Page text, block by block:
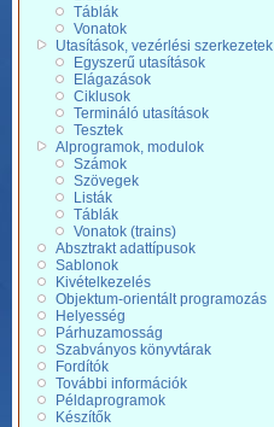
Táblák
Vonatok
Utasítások, vezérlési szerkezetek
Egyszerű utasítások
Elágazások
Ciklusok
Termináló utasítások
Tesztek
Alprogramok, modulok
Számok
Szövegek
Listák
Táblák
Vonatok (trains)
Absztrakt adattípusok
Sablonok
Kivételkezelés
Objektum-orientált programozás
Helyesség
Párhuzamosság
Szabványos könyvtárak
Fordítók
További információk
Példaprogramok
Készítők